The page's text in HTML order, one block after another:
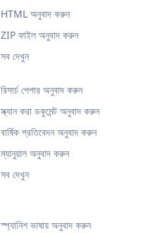
রিসার্চ পেপার অনুবাদ করুন
স্ক্যান করা ডকুমেন্ট অনুবাদ করুন
বার্ষিক প্রতিবেদন অনুবাদ করুন
ম্যানুয়াল অনুবাদ করুন
সব দেখুন
স্প্যানিশ ভাষায় অনুবাদ করুন
HTML অনুবাদ করুন
ZIP ফাইল অনুবাদ করুন
সব দেখুন